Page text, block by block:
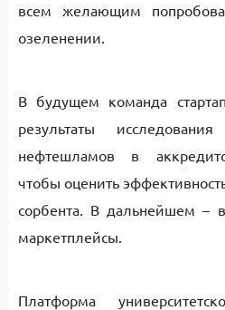
всем желающим
озеленении.
В будущем команда
результаты
нефтешламов в
чтобы оценить
сорбента. В дальнейшем –
маркетплейсы.
Платформа